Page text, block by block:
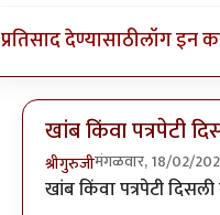
प्रतिसाद देण्यासाठीलॉग इन
खांब किंवा पत्रपेटी
श्रीगुरुजीमंगळवार, 18/02/
In reply toटंकला नसता
खांब किंवा पत्रपेटी